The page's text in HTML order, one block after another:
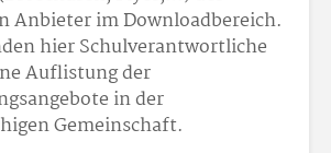
Anbieter im Downloadbereich.
hier Schulverantwortliche
Auflistung der
in der
Gemeinschaft.